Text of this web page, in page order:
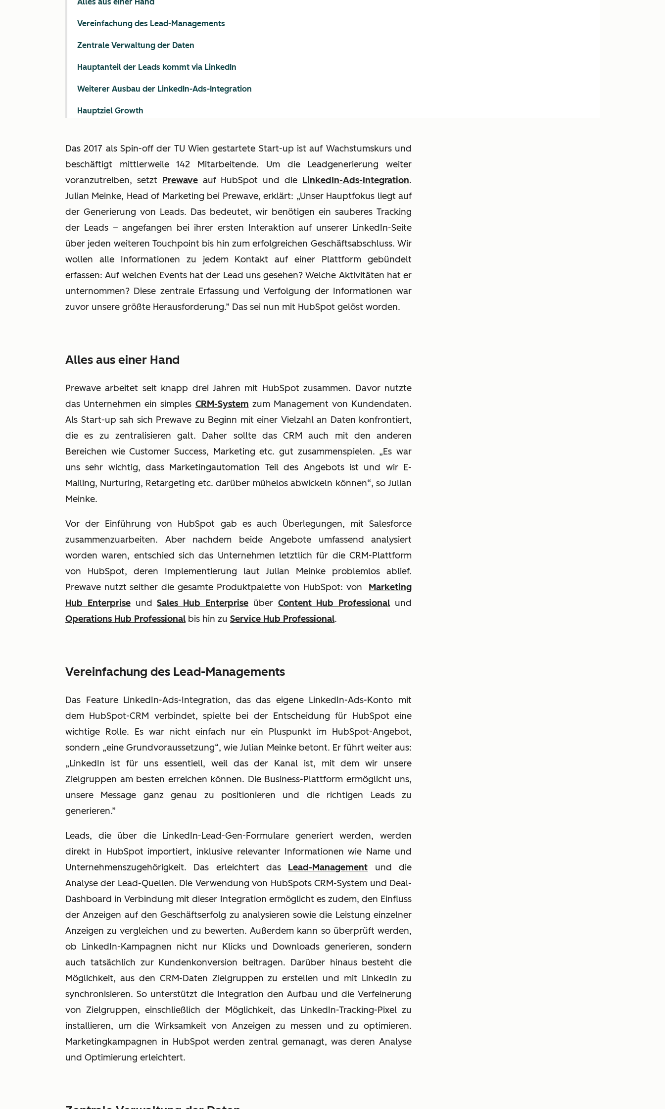
Das 2017 als Spin-off der TU Wien gestartete Start-up ist auf Wachstumskurs und
beschäftigt mittlerweile 142 Mitarbeitende. Um die Leadgenerierung weiter
voranzutreiben, setzt Prewaveauf HubSpot und die LinkedIn-Ads-Integration.
Julian Meinke, Head of Marketing bei Prewave, erklärt: „Unser Hauptfokus liegt auf
der Generierung von Leads. Das bedeutet, wir benötigen ein sauberes Tracking
der Leads – angefangen bei ihrer ersten Interaktion auf unserer LinkedIn-Seite
über jeden weiteren Touchpoint bis hin zum erfolgreichen Geschäftsabschluss. Wir
wollen alle Informationen zu jedem Kontakt auf einer Plattform gebündelt
erfassen: Auf welchen Events hat der Lead uns gesehen? Welche Aktivitäten hat er
unternommen? Diese zentrale Erfassung und Verfolgung der Informationen war
zuvor unsere größte Herausforderung.” Das sei nun mit HubSpot gelöst worden.
Alles aus einer Hand
Prewave arbeitet seit knapp drei Jahren mit HubSpot zusammen. Davor nutzte
das Unternehmen ein simples CRM-System zum Management von Kundendaten.
Als Start-up sah sich Prewave zu Beginn mit einer Vielzahl an Daten konfrontiert,
die es zu zentralisieren galt. Daher sollte das CRM auch mit den anderen
Bereichen wie Customer Success, Marketing etc. gut zusammenspielen. „Es war
uns sehr wichtig, dass Marketingautomation Teil des Angebots ist und wir E-
Mailing, Nurturing, Retargeting etc. darüber mühelos abwickeln können“, so Julian
Meinke.
Vor der Einführung von HubSpot gab es auch Überlegungen, mit Salesforce
zusammenzuarbeiten. Aber nachdem beide Angebote umfassend analysiert
worden waren, entschied sich das Unternehmen letztlich für die CRM-Plattform
von HubSpot, deren Implementierung laut Julian Meinke problemlos ablief.
Prewave nutzt seither die gesamte Produktpalette von HubSpot: von Marketing
Hub EnterpriseundSales Hub Enterprise über Content Hub Professional und
Operations Hub Professional bis hin zu Service Hub Professional.
Vereinfachung des Lead-Managements
Das Feature LinkedIn-Ads-Integration, das das eigene LinkedIn-Ads-Konto mit
dem HubSpot-CRM verbindet, spielte bei der Entscheidung für HubSpot eine
wichtige Rolle. Es war nicht einfach nur ein Pluspunkt im HubSpot-Angebot,
sondern „eine Grundvoraussetzung“, wie Julian Meinke betont. Er führt weiter aus:
„LinkedIn ist für uns essentiell, weil das der Kanal ist, mit dem wir unsere
Zielgruppen am besten erreichen können. Die Business-Plattform ermöglicht uns,
unsere Message ganz genau zu positionieren und die richtigen Leads zu
generieren.”
Leads, die über die LinkedIn-Lead-Gen-Formulare generiert werden, werden
direkt in HubSpot importiert, inklusive relevanter Informationen wie Name und
Unternehmenszugehörigkeit. Das erleichtert das Lead-Management und die
Analyse der Lead-Quellen. Die Verwendung von HubSpots CRM-System und Deal-
Dashboard in Verbindung mit dieser Integration ermöglicht es zudem, den Einfluss
der Anzeigen auf den Geschäftserfolg zu analysieren sowie die Leistung einzelner
Anzeigen zu vergleichen und zu bewerten. Außerdem kann so überprüft werden,
ob LinkedIn-Kampagnen nicht nur Klicks und Downloads generieren, sondern
auch tatsächlich zur Kundenkonversion beitragen. Darüber hinaus besteht die
Möglichkeit, aus den CRM-Daten Zielgruppen zu erstellen und mit LinkedIn zu
synchronisieren. So unterstützt die Integration den Aufbau und die Verfeinerung
von Zielgruppen, einschließlich der Möglichkeit, das LinkedIn-Tracking-Pixel zu
installieren, um die Wirksamkeit von Anzeigen zu messen und zu optimieren.
Marketingkampagnen in HubSpot werden zentral gemanagt, was deren Analyse
und Optimierung erleichtert.
Vereinfachung des Lead-Managements
Zentrale Verwaltung der Daten
Hauptanteil der Leads kommt via LinkedIn
Weiterer Ausbau der LinkedIn-Ads-Integration
Hauptziel Growth